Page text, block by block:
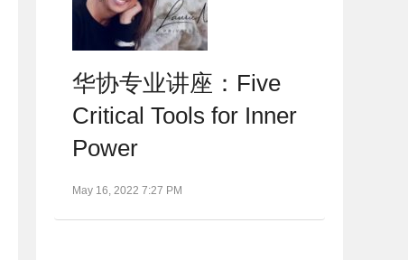
华协专业讲座：Five
Critical Tools for Inner
Power
May 16, 2022 7:27 PM